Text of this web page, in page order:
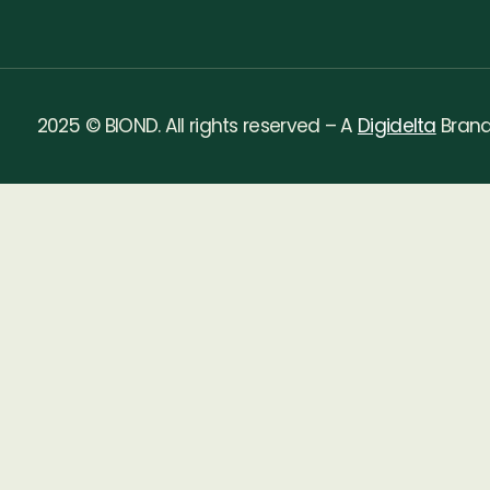
2025 © BIOND. All rights reserved – A Digidelta